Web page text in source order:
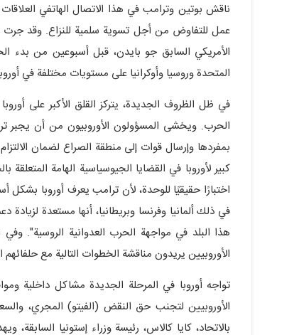
ناقش بوتين وترامب في هذا الاتصال الهاتفي
عمل للتفاوض من أجل تسوية سلمية للنزاع. وقد
الأمريكي السابق جو بايدن، قبل أسبوعين من بدء
المتحدة وروسيا وأوكرانيا على مستويات مختلفة في
في ظل الظروف الجديدة، يتركز القلق الأكبر على
الحرب. ويخشى المسؤولون الأوروبيون من أن يجبر
بمفردها وإرسال قوات إلى منطقة الصراع لضمان
كبير لأوروبا في القضايا الجيوسياسية الهامة
اختبارًا حقيقيًا للوحدة، لأن ترامب يعرف أوروبا
في ذلك ألمانيا وفرنسا وبريطانيا، أنها مستعدة لزيادة
هذا البلد في مواجهة الحرب العدوانية الروسية".
الأوروبيين يريدون مناقشة الخطوات التالية مع
تواجه أوروبا في المرحلة الجديدة مشاكل داخلية
الأوروبيين لتجنب حق النقض (الفيتو) المجري،
بالاتحاد، كايا كالاس، رئيسة وزراء إستونيا